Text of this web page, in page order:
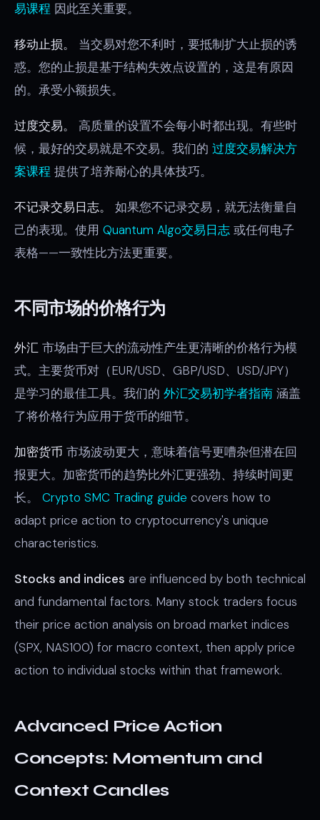
易课程 因此至关重要。
移动止损。
当交易对您不利时，要抵制扩大止损的诱
惑。您的止损是基于结构失效点设置的，这是有原因
的。承受小额损失。
过度交易。
高质量的设置不会每小时都出现。有些时
候，最好的交易就是不交易。我们的 过度交易解决方
案课程 提供了培养耐心的具体技巧。
不记录交易日志。
如果您不记录交易，就无法衡量自
己的表现。使用 Quantum Algo交易日志 或任何电子
表格——一致性比方法更重要。
不同市场的价格行为
外汇 市场由于巨大的流动性产生更清晰的价格行为模
式。主要货币对（EUR/USD、GBP/USD、USD/JPY）
是学习的最佳工具。我们的 外汇交易初学者指南 涵盖
了将价格行为应用于货币的细节。
加密货币 市场波动更大，意味着信号更嘈杂但潜在回
报更大。加密货币的趋势比外汇更强劲、持续时间更
长。 Crypto SMC Trading guide covers how to
adapt price action to cryptocurrency's unique
characteristics.
Stocks and indices are influenced by both technical
and fundamental factors. Many stock traders focus
their price action analysis on broad market indices
(SPX, NAS100) for macro context, then apply price
action to individual stocks within that framework.
Advanced Price Action
Concepts: Momentum and
Context Candles